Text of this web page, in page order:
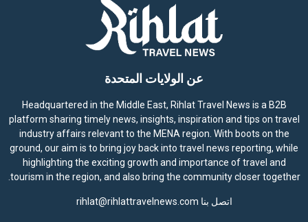
عن الولايات المتحدة
Headquartered in the Middle East, Rihlat Travel News is a B2B
platform sharing timely news, insights, inspiration and tips on travel
industry affairs relevant to the MENA region. With boots on the
ground, our aim is to bring joy back into travel news reporting, while
highlighting the exciting growth and importance of travel and
tourism in the region, and also bring the community closer together.
اتصل بنا rihlat@rihlattravelnews.com